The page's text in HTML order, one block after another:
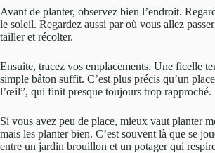
Avant de planter, observez bien l’endroit.
le soleil. Regardez aussi par où vous allez
tailler et récolter.
Ensuite, tracez vos emplacements. Une ficelle
simple bâton suffit. C’est plus précis qu’un
l’œil”, qui finit presque toujours trop rapproché.
Si vous avez peu de place, mieux vaut planter
mais les planter bien. C’est souvent là que se
entre un jardin brouillon et un potager qui